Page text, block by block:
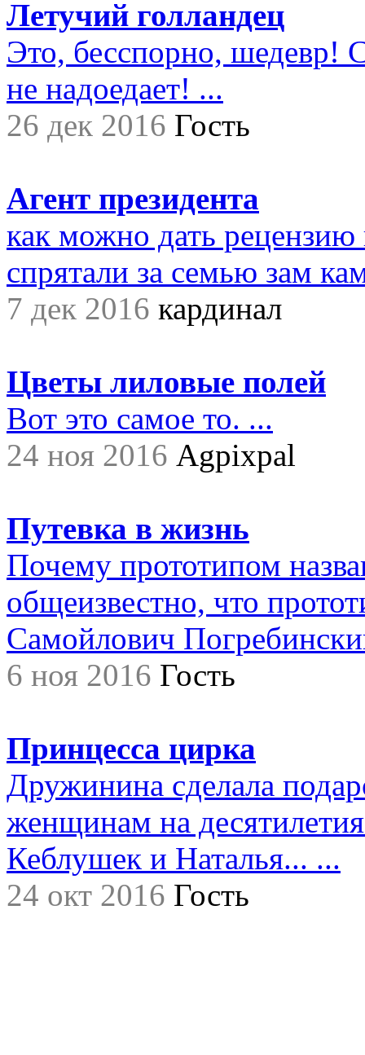
Летучий голландец
Это, бесспорно, шедевр!
не надоедает! ...
26 дек 2016 Гость
Агент президента
как можно дать
спрятали за семью зам
7 дек 2016 кардинал
Цветы лиловые полей
Вот это самое то. ...
24 ноя 2016 Agpixpal
Путевка в жизнь
Почему прототипом
общеизвестно, что
Самойлович
6 ноя 2016 Гость
Принцесса цирка
Дружинина сделала
женщинам на
Кеблушек и Наталья... ...
24 окт 2016 Гость